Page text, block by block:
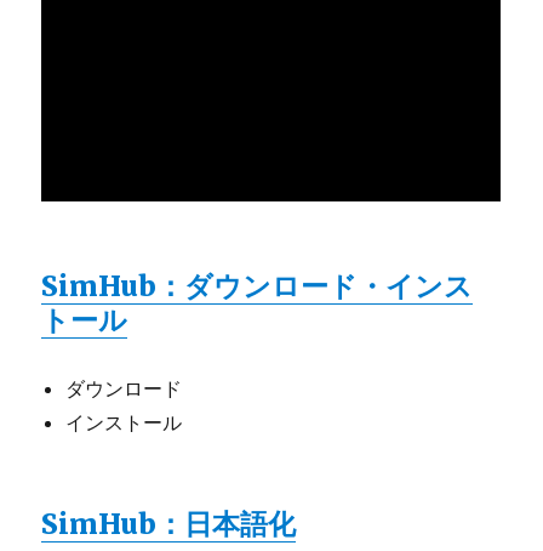
SimHub：ダウンロード・インス
トール
ダウンロード
インストール
SimHub：日本語化